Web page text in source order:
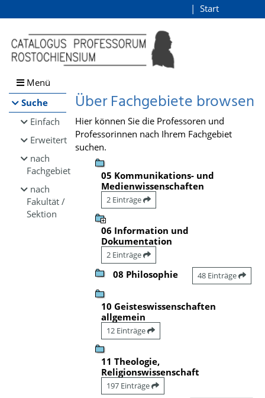
Browsen
direkt zum Inhalt
Start
Menü
Suche
Einfach
Erweitert
nach
Fachgebiet
nach
Fakultät /
Sektion
Über Fachgebiete browsen
Hier können Sie die Professoren und
Professorinnen nach Ihrem Fachgebiet
suchen.
05 Kommunikations- und
Medienwissenschaften
2 Einträge
06 Information und
Dokumentation
2 Einträge
08 Philosophie 48 Einträge
10 Geisteswissenschaften
allgemein
12 Einträge
11 Theologie,
Religionswissenschaft
197 Einträge